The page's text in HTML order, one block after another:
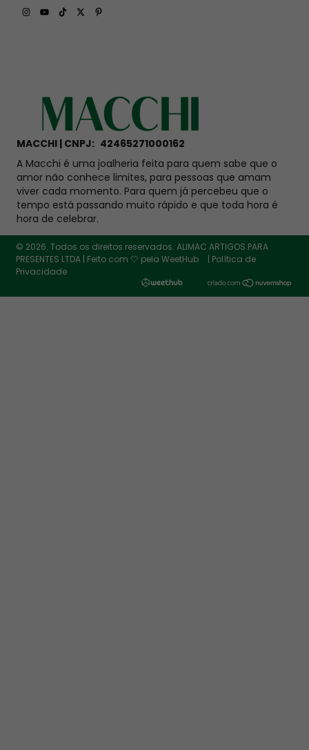
MACCHI | CNPJ: 42465271000162
A Macchi é uma joalheria feita para quem sabe que o
amor não conhece limites, para pessoas que amam
viver cada momento. Para quem já percebeu que o
tempo está passando muito rápido e que toda hora é
hora de celebrar.
© 2026. Todos os direitos reservados. ALIMAC ARTIGOS PARA
PRESENTES LTDA | Feito com 🤍️ pela WeetHub | Política de
Privacidade